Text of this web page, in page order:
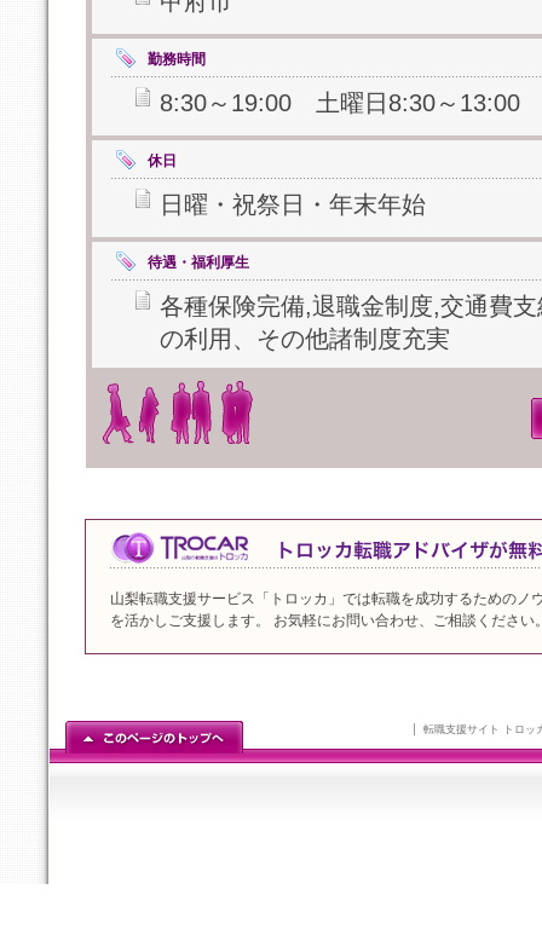
勤務時間
8:30～19:00 土曜日8:30～13:00
休日
日曜・祝祭日・年末年始
待遇・福利厚生
各種保険完備,退職金制度,交通費
の利用、その他諸制度充実
山梨転職支援サービス「トロッカ」では転職を成功するためのノ
を活かしご支援します。 お気軽にお問い合わせ、ご相談ください
転職支援サイト トロッ